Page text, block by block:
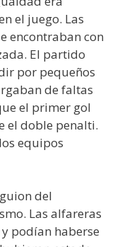
el juego. Las
encontraban con
El partido
por pequeños
de faltas
el primer gol
el doble penalti.
equipos
del
Las alfareras
podían haberse